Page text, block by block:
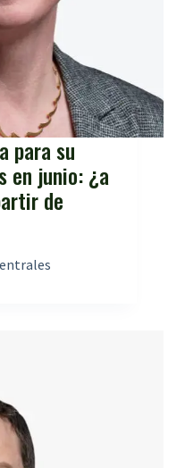
para su
en junio: ¿a
de